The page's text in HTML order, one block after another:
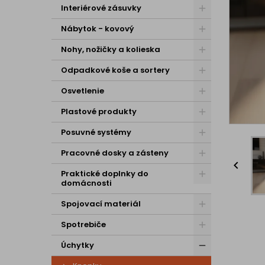
Interiérové zásuvky
Nábytok - kovový
Nohy, nožičky a kolieska
Odpadkové koše a sortery
Osvetlenie
Plastové produkty
Posuvné systémy
Pracovné dosky a zásteny
Praktické doplnky do
domácnosti
Spojovací materiál
Spotrebiče
Úchytky
